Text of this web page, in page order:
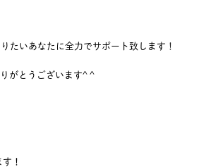
たいあなたに全力でサポート致します！
がとうございます^ ^
！